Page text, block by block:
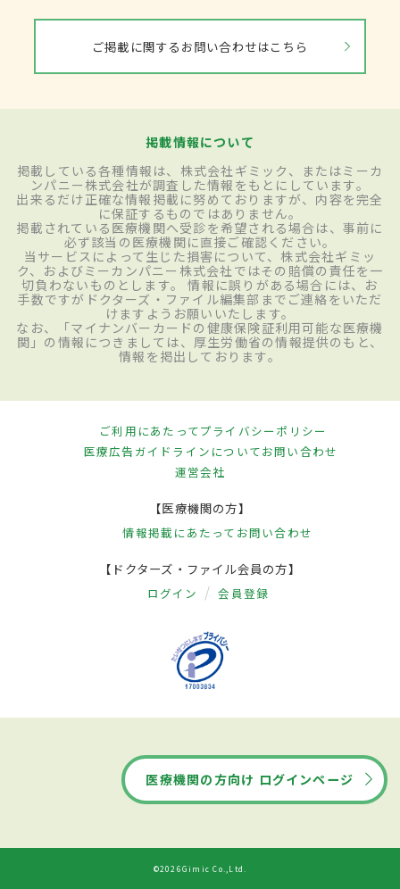
ご掲載に関するお問い合わせはこちら
掲載情報について
掲載している各種情報は、株式会社ギミック、またはミーカ
ンパニー株式会社が調査した情報をもとにしています。
出来るだけ正確な情報掲載に努めておりますが、内容を完全
に保証するものではありません。
掲載されている医療機関へ受診を希望される場合は、事前に
必ず該当の医療機関に直接ご確認ください。
当サービスによって生じた損害について、株式会社ギミッ
ク、およびミーカンパニー株式会社ではその賠償の責任を一
切負わないものとします。 情報に誤りがある場合には、お
手数ですがドクターズ・ファイル編集部までご連絡をいただ
けますようお願いいたします。
なお、「マイナンバーカードの健康保険証利用可能な医療機
関」の情報につきましては、厚生労働省の情報提供のもと、
情報を掲出しております。
ご利用にあたってプライバシーポリシー
医療広告ガイドラインについてお問い合わせ
運営会社
【医療機関の方】
情報掲載にあたって お問い合わせ
【ドクターズ・ファイル会員の方】
ログイン 会員登録
医療機関の方向け ログインページ
©2026Gimic Co.,Ltd.